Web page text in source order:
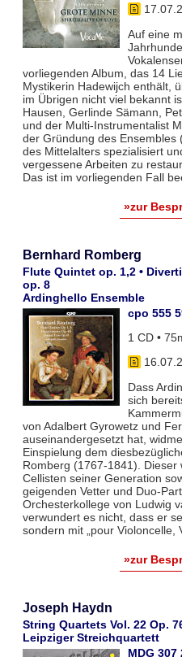
Auf eine
vorliegenden Album, das 14
Mystikerin Hadewijch enthält,
im Übrigen nicht viel bekannt
Hausen, Gerlinde Sämann,
und der Multi-Instrumentalist
der Gründung des Ensembles
des Mittelalters spezialisiert
vergessene Arbeiten zu
Das ist im vorliegenden Fall
»zur
Bernhard Romberg
Flute Quintet op. 1,2 •
op. 8
Ardinghello Ensemble
cpo 555
1 CD •
Dass
sich
von Adalbert Gyrowetz und
auseinandergesetzt hat,
Einspielung dem
Romberg (1767-1841).
Cellisten seiner Generation
geigenden Vetter und Duo-
Orchesterkollege von Ludwig
verwundert es nicht, dass er
sondern mit „pour Violoncelle,
»zur
Joseph Haydn
String Quartets Vol. 22 Op.
Leipziger Streichquartett
MDG 307